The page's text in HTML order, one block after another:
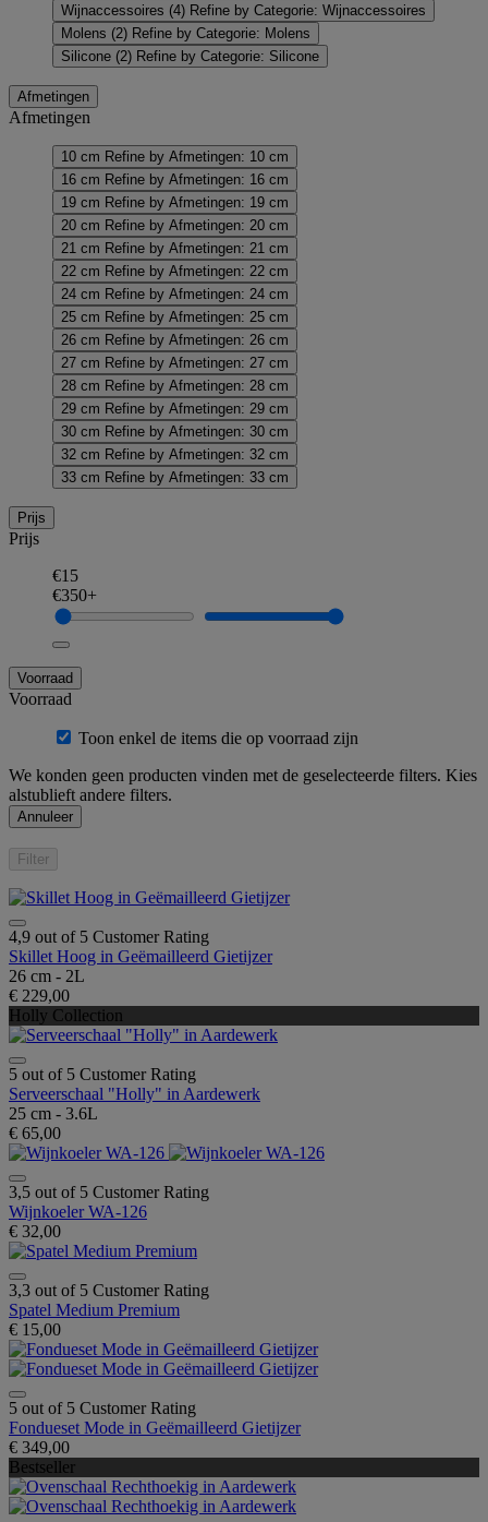
Wijnaccessoires (4) Refine by Categorie: Wijnaccessoires
Molens (2) Refine by Categorie: Molens
Silicone (2) Refine by Categorie: Silicone
Afmetingen
Afmetingen
10 cm Refine by Afmetingen: 10 cm
16 cm Refine by Afmetingen: 16 cm
19 cm Refine by Afmetingen: 19 cm
20 cm Refine by Afmetingen: 20 cm
21 cm Refine by Afmetingen: 21 cm
22 cm Refine by Afmetingen: 22 cm
24 cm Refine by Afmetingen: 24 cm
25 cm Refine by Afmetingen: 25 cm
26 cm Refine by Afmetingen: 26 cm
27 cm Refine by Afmetingen: 27 cm
28 cm Refine by Afmetingen: 28 cm
29 cm Refine by Afmetingen: 29 cm
30 cm Refine by Afmetingen: 30 cm
32 cm Refine by Afmetingen: 32 cm
33 cm Refine by Afmetingen: 33 cm
Prijs
Prijs
€15
€350+
Voorraad
Voorraad
Toon enkel de items die op voorraad zijn
We konden geen producten vinden met de geselecteerde filters. Kies
alstublieft andere filters.
Annuleer
Filter
4,9 out of 5 Customer Rating
Skillet Hoog in Geëmailleerd Gietijzer
26 cm - 2L
€ 229,00
Holly Collection
5 out of 5 Customer Rating
Serveerschaal "Holly" in Aardewerk
25 cm - 3.6L
€ 65,00
3,5 out of 5 Customer Rating
Wijnkoeler WA-126
€ 32,00
3,3 out of 5 Customer Rating
Spatel Medium Premium
€ 15,00
5 out of 5 Customer Rating
Fondueset Mode in Geëmailleerd Gietijzer
€ 349,00
Bestseller